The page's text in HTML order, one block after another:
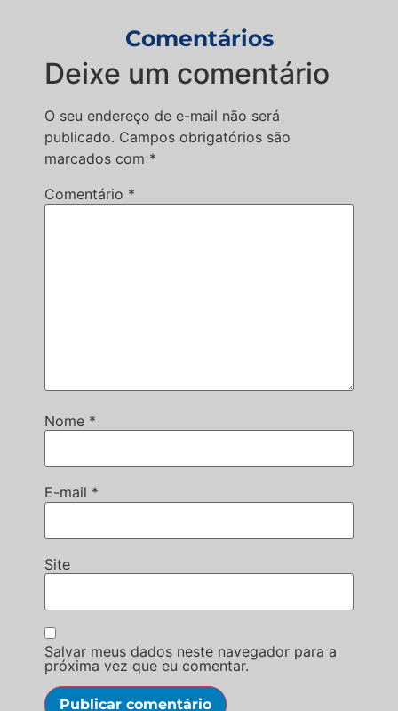
Comentários
Deixe um comentário
O seu endereço de e-mail não será
publicado. Campos obrigatórios são
marcados com *
Comentário *
Nome *
E-mail *
Site
Salvar meus dados neste navegador para a
próxima vez que eu comentar.